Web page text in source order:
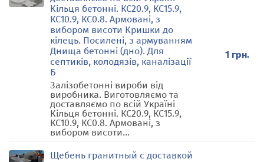
Кільця бетонні. КС20.9, КС15.9,
КС10.9, КС0.8. Армовані, з
вибором висоти Кришки до
кілець. Посилені, з армуванням
Днища бетонні (дно). Для
септиків, колодязів, каналізації
Б
Залізобетонні вироби від
виробника. Виготовляємо та
доставляємо по всій Україні
Кільця бетонні. КС20.9, КС15.9,
КС10.9, КС0.8. Армовані, з
вибором висоти...
1 грн.
Щебень гранитный с доставкой